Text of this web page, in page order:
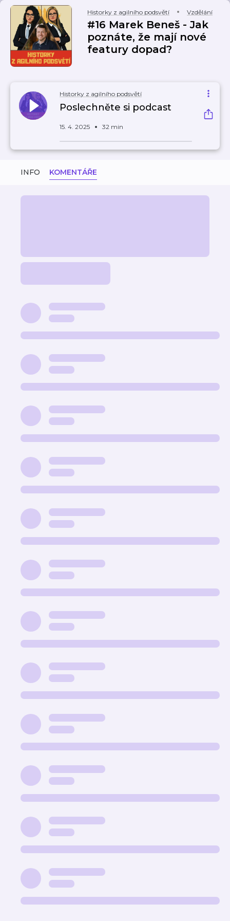
Historky z agilního podsvětí Vzdělání
#16 Marek Beneš - Jak
poznáte, že mají nové
featury dopad?
Historky z agilního podsvětí
Poslechněte si podcast
15. 4. 2025 32 min
INFO KOMENTÁŘE